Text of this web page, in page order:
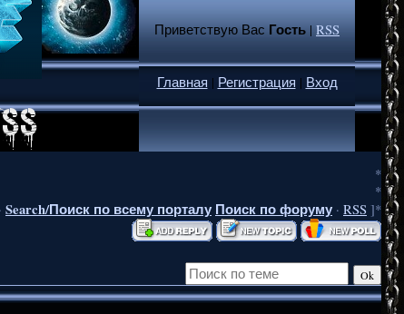
Приветствую Вас Гость|RSS
Главная | Регистрация | Вход
*
*
· Search/Поиск по всему порталу Поиск по форуму · RSS ]*